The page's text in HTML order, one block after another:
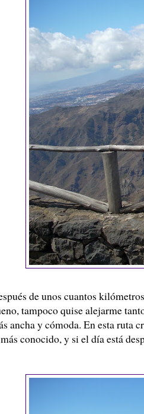
de unos cuantos
tampoco quise alejarme
ancha y cómoda. En esta ruta
conocido, y si el día está